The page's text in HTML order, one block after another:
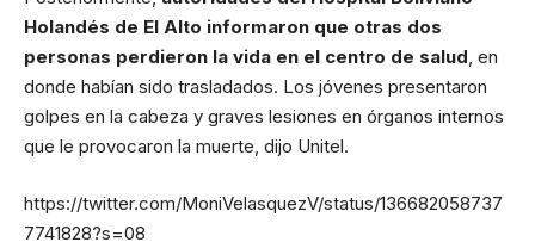
Holandés de El Alto informaron que otras dos
personas perdieron la vida en el centro de salud, en
donde habían sido trasladados. Los jóvenes presentaron
golpes en la cabeza y graves lesiones en órganos internos
que le provocaron la muerte, dijo Unitel.
https://twitter.com/MoniVelasquezV/status/136682058737
7741828?s=08